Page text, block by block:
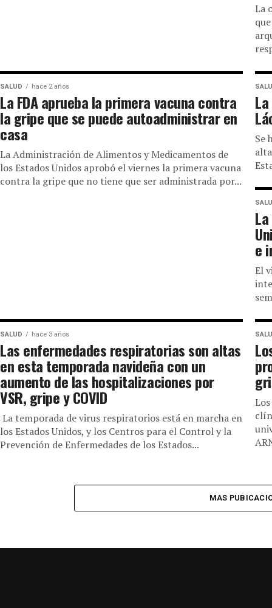
La
SALUD hace 2 años
La FDA aprueba la primera vacuna contra
la gripe que se puede autoadministrar en
casa
La Administración de Alimentos y Medicamentos de
los Estados Unidos aprobó el viernes la primera vacuna
contra la gripe que no tiene que ser administrada por...
Se
e
El
SALUD hace 3 años
Las enfermedades respiratorias son altas
en esta temporada navideña con un
aumento de las hospitalizaciones por
VSR, gripe y COVID
La temporada de virus respiratorios está en marcha en
los Estados Unidos, y los Centros para el Control y la
Prevención de Enfermedades de los Estados...
MAS